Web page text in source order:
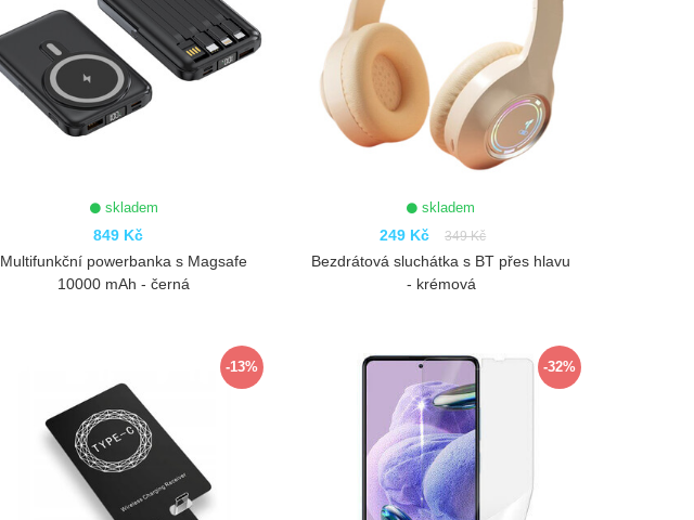
skladem
849 Kč
Multifunkční powerbanka s Magsafe
10000 mAh - černá
skladem
249 Kč 349 Kč
ZOBRAZIT
Bezdrátová sluchátka s BT přes hlavu
- krémová
-13% -32%